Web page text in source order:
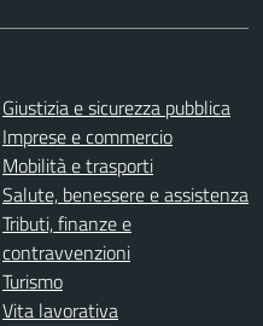
Giustizia e sicurezza pubblica
Imprese e commercio
Mobilità e trasporti
Salute, benessere e assistenza
Tributi, finanze e
contravvenzioni
Turismo
Vita lavorativa